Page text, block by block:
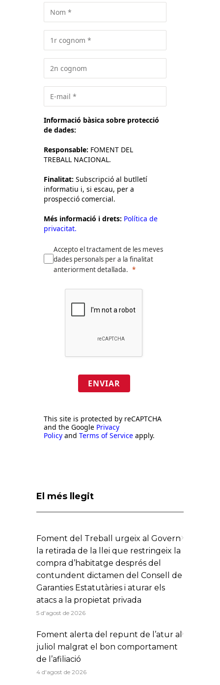
Informació bàsica sobre protecció
de dades:
Responsable: FOMENT DEL
TREBALL NACIONAL.
Finalitat: Subscripció al butlletí
informatiu i, si escau, per a
prospecció comercial.
Més informació i drets: Política de
privacitat.
Accepto el tractament de les meves
dades personals per a la finalitat
anteriorment detallada.
ENVIAR
This site is protected by reCAPTCHA
and the Google Privacy
Policy and Terms of Service apply.
El més llegit
Foment del Treball urgeix al Govern
la retirada de la llei que restringeix la
compra d’habitatge després del
contundent dictamen del Consell de
Garanties Estatutàries i aturar els
atacs a la propietat privada
5 d'agost de 2026
Foment alerta del repunt de l’atur al
juliol malgrat el bon comportament
de l’afiliació
4 d'agost de 2026